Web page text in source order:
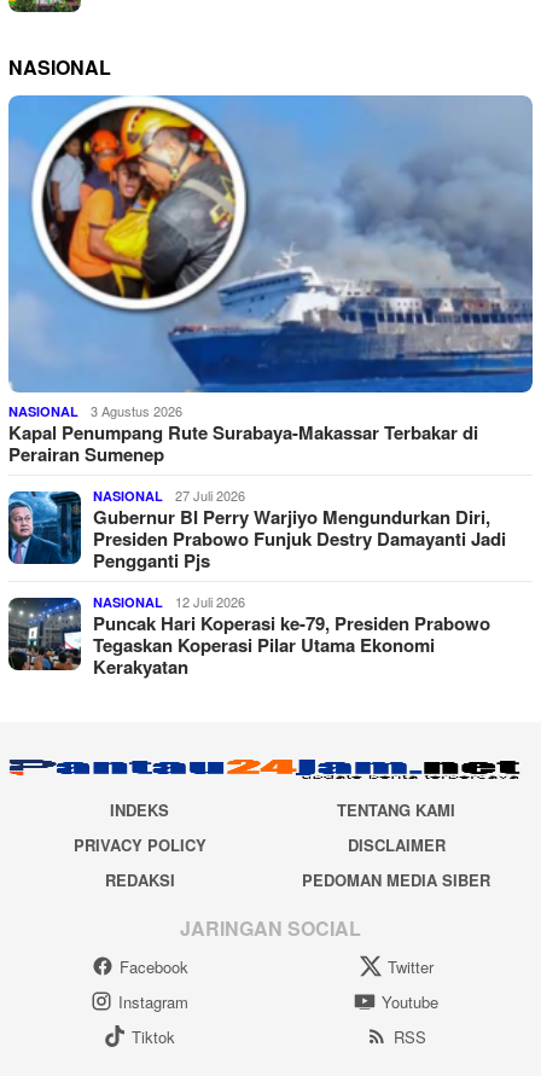
NASIONAL
NASIONAL 3 Agustus 2026
Kapal Penumpang Rute Surabaya-Makassar Terbakar di
Perairan Sumenep
NASIONAL 27 Juli 2026
Gubernur BI Perry Warjiyo Mengundurkan Diri,
Presiden Prabowo Funjuk Destry Damayanti Jadi
Pengganti Pjs
NASIONAL 12 Juli 2026
Puncak Hari Koperasi ke-79, Presiden Prabowo
Tegaskan Koperasi Pilar Utama Ekonomi
Kerakyatan
INDEKS
TENTANG KAMI
PRIVACY POLICY
DISCLAIMER
REDAKSI
PEDOMAN MEDIA SIBER
JARINGAN SOCIAL
Facebook
Twitter
Instagram
Youtube
Tiktok
RSS